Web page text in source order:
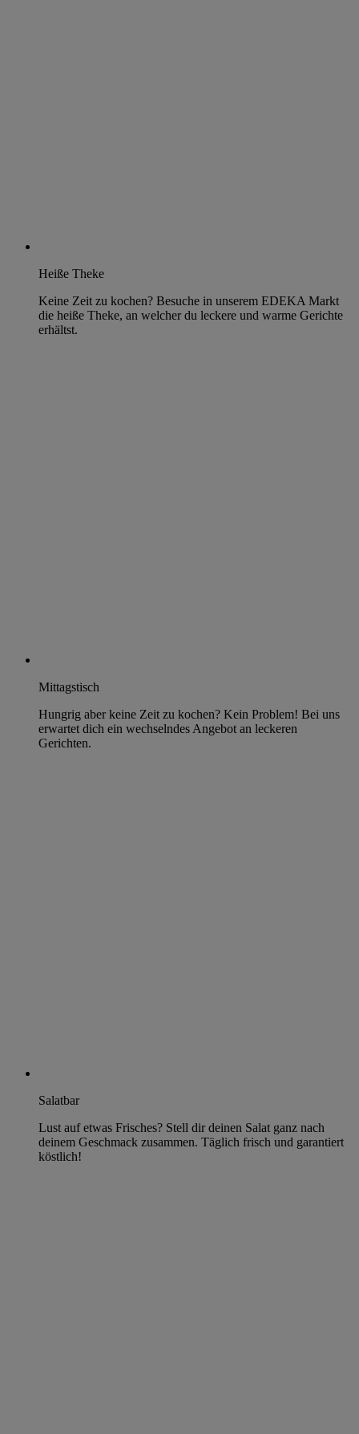
Heiße Theke
Keine Zeit zu kochen? Besuche in unserem EDEKA Markt
die heiße Theke, an welcher du leckere und warme Gerichte
erhältst.
Mittagstisch
Hungrig aber keine Zeit zu kochen? Kein Problem! Bei uns
erwartet dich ein wechselndes Angebot an leckeren
Gerichten.
Salatbar
Lust auf etwas Frisches? Stell dir deinen Salat ganz nach
deinem Geschmack zusammen. Täglich frisch und garantiert
köstlich!